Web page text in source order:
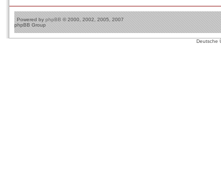
Powered by phpBB © 2000, 2002, 2005, 2007
phpBB Group
Deutsche